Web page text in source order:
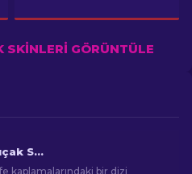
GÖRÜNTÜLE
Top "Flip" Bıçak Skini CS2 [2026]
kaplamalarındaki bir dizi